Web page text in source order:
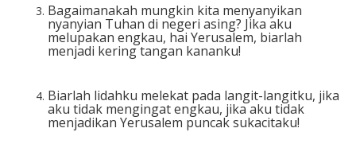
Bagaimanakah mungkin kita menyanyikan
nyanyian Tuhan di negeri asing? Jika aku
melupakan engkau, hai Yerusalem, biarlah
menjadi kering tangan kananku!
Biarlah lidahku melekat pada langit-langitku, jika
aku tidak mengingat engkau, jika aku tidak
menjadikan Yerusalem puncak sukacitaku!